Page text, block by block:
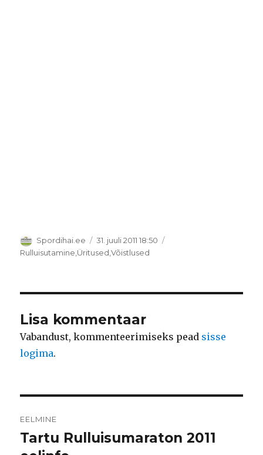
Autor
Spordihai.ee Postitatud
31. juuli 2011 18:50
Rubriigid
Rulluisutamine,Üritused,Võistlused
Lisa kommentaar
Vabandust, kommenteerimiseks pead sisse
logima.
EELMINE
Eelmine
Tartu Rulluisumaraton 2011